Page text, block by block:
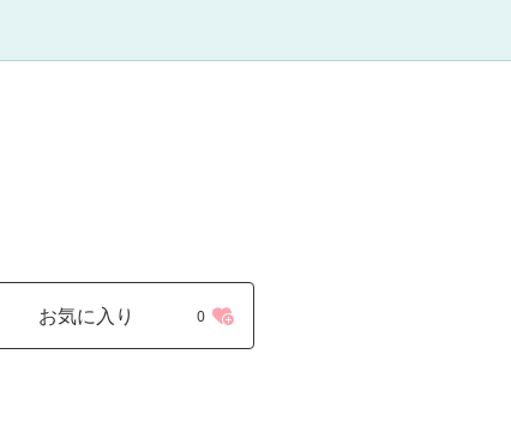
お気に入り 0